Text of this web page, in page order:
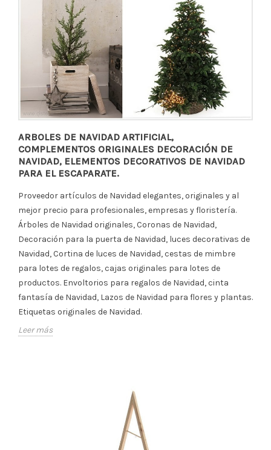
ARBOLES DE NAVIDAD ARTIFICIAL,
COMPLEMENTOS ORIGINALES DECORACIÓN DE
NAVIDAD, ELEMENTOS DECORATIVOS DE NAVIDAD
PARA EL ESCAPARATE.
Proveedor artículos de Navidad elegantes, originales y al
mejor precio para profesionales, empresas y floristería.
Árboles de Navidad originales, Coronas de Navidad,
Decoración para la puerta de Navidad, luces decorativas de
Navidad, Cortina de luces de Navidad, cestas de mimbre
para lotes de regalos, cajas originales para lotes de
productos. Envoltorios para regalos de Navidad, cinta
fantasía de Navidad, Lazos de Navidad para flores y plantas.
Etiquetas originales de Navidad.
Leer más